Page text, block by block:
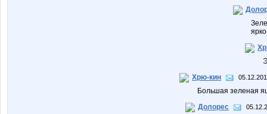
Хрю-кин
Большая зеленая
Долорес